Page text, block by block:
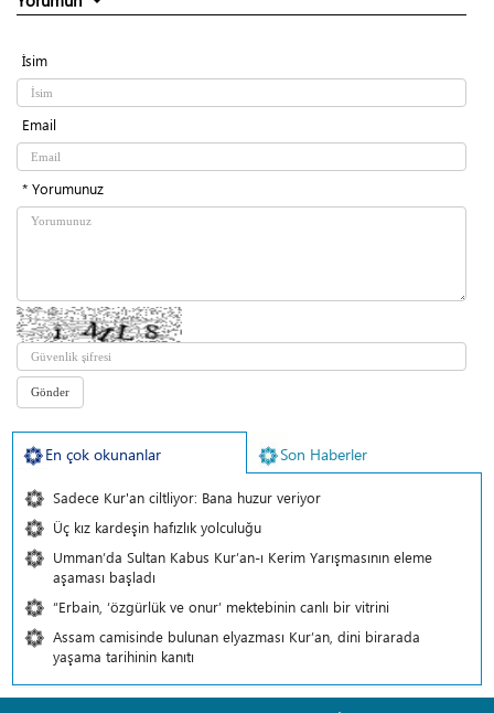
İsim
Email
* Yorumunuz
En çok okunanlar Son Haberler
Sadece Kur'an ciltliyor: Bana huzur veriyor
Üç kız kardeşin hafızlık yolculuğu
Umman’da Sultan Kabus Kur’an-ı Kerim Yarışmasının eleme
aşaması başladı
“Erbain, ‘özgürlük ve onur’ mektebinin canlı bir vitrini
Assam camisinde bulunan elyazması Kur’an, dini birarada
yaşama tarihinin kanıtı